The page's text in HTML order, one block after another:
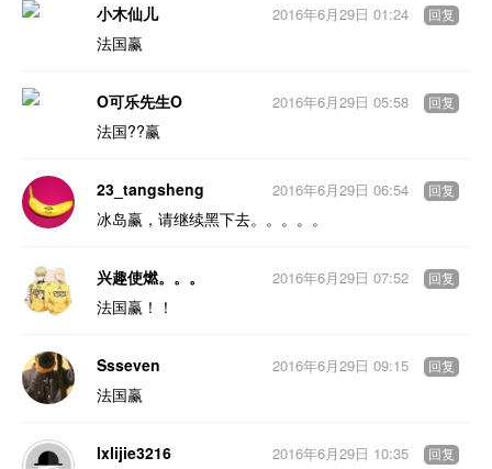
小木仙儿
法国赢
2016年6月29日 01:24 回复
O可乐先生O
法国??赢
2016年6月29日 05:58 回复
23_tangsheng
冰岛赢，请继续黑下去。。。。。
2016年6月29日 06:54 回复
兴趣使燃。。。
法国赢！！
2016年6月29日 07:52 回复
Ssseven
法国赢
2016年6月29日 09:15 回复
lxlijie3216
2016年6月29日 10:35 回复